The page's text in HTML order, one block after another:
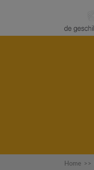
Home >>